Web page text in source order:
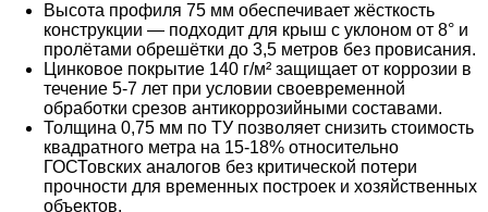
Высота профиля 75 мм обеспечивает жёсткость
конструкции — подходит для крыш с уклоном от 8° и
пролётами обрешётки до 3,5 метров без провисания.
Цинковое покрытие 140 г/м² защищает от коррозии в
течение 5-7 лет при условии своевременной
обработки срезов антикоррозийными составами.
Толщина 0,75 мм по ТУ позволяет снизить стоимость
квадратного метра на 15-18% относительно
ГОСТовских аналогов без критической потери
прочности для временных построек и хозяйственных
объектов.